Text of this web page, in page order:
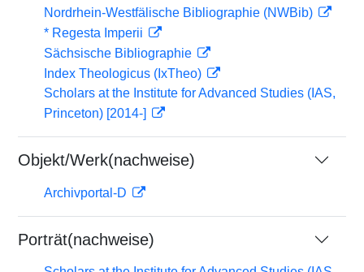
Nordrhein-Westfälische Bibliographie (NWBib)
* Regesta Imperii
Sächsische Bibliographie
Index Theologicus (IxTheo)
Scholars at the Institute for Advanced Studies (IAS,
Princeton) [2014-]
Objekt/Werk(nachweise)
Archivportal-D
Porträt(nachweise)